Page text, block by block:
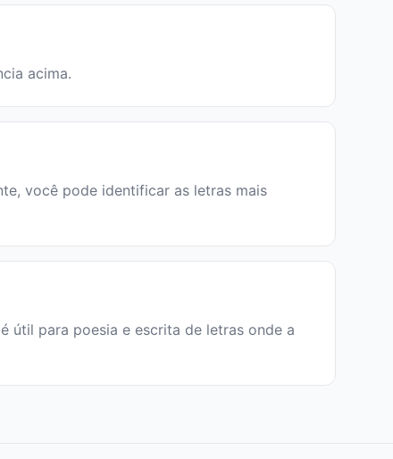
acima.
você pode identificar as letras mais
útil para poesia e escrita de letras onde a